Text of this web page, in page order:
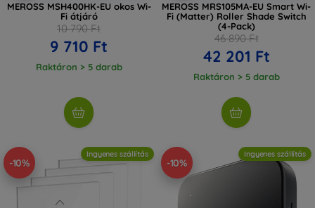
MEROSS MSH400HK-EU okos Wi-
Fi átjáró
10 790 Ft
9 710 Ft
Raktáron > 5 darab
MEROSS MRS105MA-EU Smart Wi-
Fi (Matter) Roller Shade Switch
(4-Pack)
46 890 Ft
42 201 Ft
Raktáron > 5 darab
-10%
Ingyenes szállítás
-10%
Ingyenes szállítás